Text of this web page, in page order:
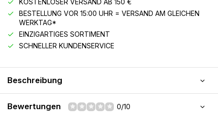
KOSTENLOSER VERSAND AB 150 €
BESTELLUNG VOR 15:00 UHR = VERSAND AM GLEICHEN
WERKTAG*
EINZIGARTIGES SORTIMENT
SCHNELLER KUNDENSERVICE
Beschreibung
Bewertungen 0/10